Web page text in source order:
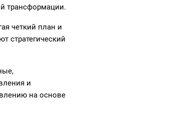
трансформации.
четкий план и
стратегический
и
на основе